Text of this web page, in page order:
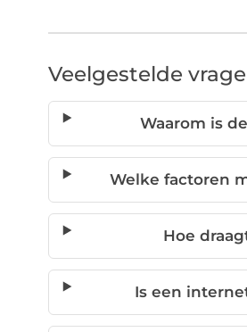
Veelgestelde
Waarom is
Welke factoren
Hoe
Is een